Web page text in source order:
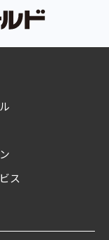
ス